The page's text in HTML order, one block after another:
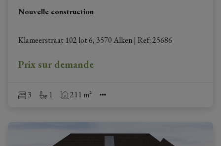
Nouvelle construction
Klameerstraat 102 lot 6, 3570 Alken | Ref: 25686
Prix sur demande
3 1 211 m²